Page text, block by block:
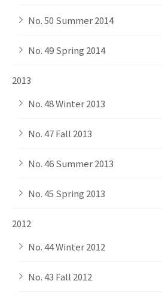
No. 50 Summer 2014
No. 49 Spring 2014
2013
No. 48 Winter 2013
No. 47 Fall 2013
No. 46 Summer 2013
No. 45 Spring 2013
2012
No. 44 Winter 2012
No. 43 Fall 2012